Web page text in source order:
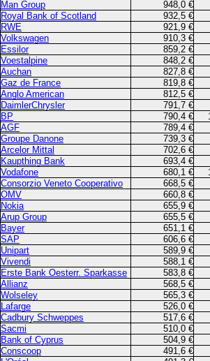
Man Group
948,0 €
Royal Bank of Scotland
932,5 €
RWE
921,9 €
Volkswagen
910,3 €
Essilor
859,2 €
Voestalpine
848,2 €
Auchan
827,8 €
Gaz de France
819,8 €
Anglo American
812,5 €
DaimlerChrysler
791,7 €
BP 790,4 €
AGF
789,4 €
Groupe Danone
739,3 €
Arcelor Mittal
702,6 €
Kaupthing Bank
693,4 €
Vodafone 680,1 €
Consorzio Veneto Cooperativo
668,5 €
OMV
660,8 €
Nokia
655,9 €
Arup Group
655,5 €
Bayer
651,1 €
SAP
606,6 €
Unipart
589,9 €
Vivendi
588,1 €
Erste Bank Oesterr. Sparkasse
583,8 €
Allianz
568,5 €
Wolseley
565,3 €
Lafarge
526,0 €
Cadbury Schweppes
517,6 €
Sacmi
510,0 €
Bank of Cyprus
504,9 €
Conscoop
491,6 €